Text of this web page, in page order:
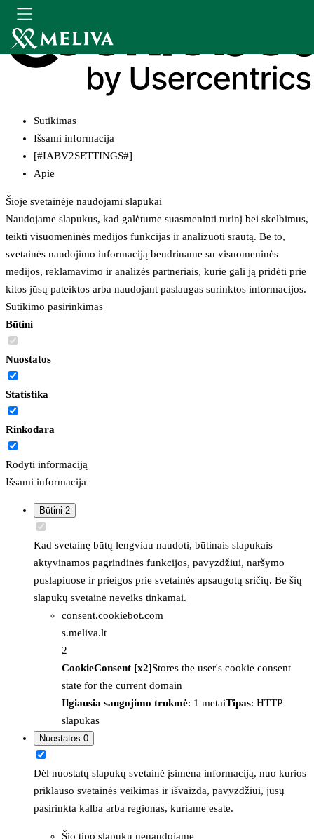
Sutikimas
Išsami informacija
[#IABV2SETTINGS#]
Apie
Šioje svetainėje naudojami slapukai
Naudojame slapukus, kad galėtume suasmeninti turinį bei skelbimus,
teikti visuomeninės medijos funkcijas ir analizuoti srautą. Be to,
svetainės naudojimo informaciją bendriname su visuomeninės
medijos, reklamavimo ir analizės partneriais, kurie gali ją pridėti prie
kitos jūsų pateiktos arba naudojant paslaugas surinktos informacijos.
Sutikimo pasirinkimas
Būtini
Nuostatos
Statistika
Rinkodara
Rodyti informaciją
Išsami informacija
Būtini 2
Kad svetainę būtų lengviau naudoti, būtinais slapukais
aktyvinamos pagrindinės funkcijos, pavyzdžiui, naršymo
puslapiuose ir prieigos prie svetainės apsaugotų sričių. Be šių
slapukų svetainė neveiks tinkamai.
consent.cookiebot.com
s.meliva.lt
2
CookieConsent [x2]Stores the user's cookie consent
state for the current domain
Ilgiausia saugojimo trukmė: 1 metaiTipas: HTTP
slapukas
Nuostatos 0
Dėl nuostatų slapukų svetainė įsimena informaciją, nuo kurios
priklauso svetainės veikimas ir išvaizda, pavyzdžiui, jūsų
pasirinkta kalba arba regionas, kuriame esate.
Šio tipo slapukų nenaudojame